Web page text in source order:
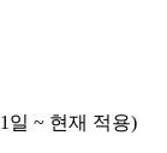
일 ~ 현재 적용)